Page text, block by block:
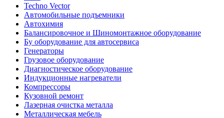
Techno Vector
Автомобильные подъемники
Автохимия
Балансировочное и Шиномонтажное оборудование
Бу оборудование для автосервиса
Генераторы
Грузовое оборудование
Диагностическое оборудование
Индукционные нагреватели
Компрессоры
Кузовной ремонт
Лазерная очистка металла
Металлическая мебель